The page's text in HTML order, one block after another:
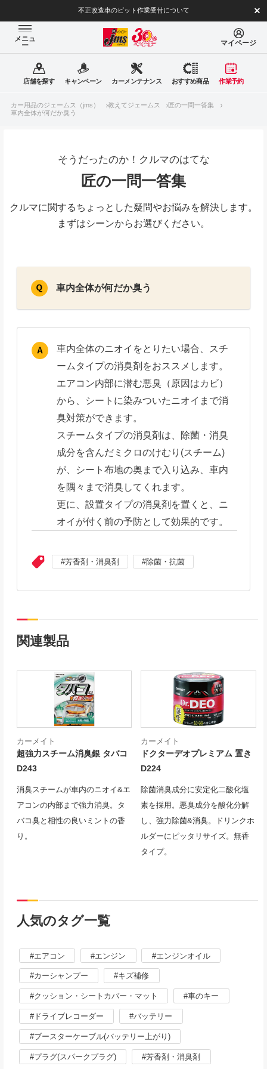
不正改造車のピット作業受付について
メニュ
ー マイページ
店舗を探す キャンペーン カーメンテナンス おすすめ商品 作業予約
カー用品のジェームス（jms） 教えてジェームス
匠の一問一答集
車内全体が何だか臭う
そうだったのか！クルマのはてな
匠の一問一答集
クルマに関するちょっとした疑問やお悩みを解決します。
まずはシーンからお選びください。
車内全体が何だか臭う
車内全体のニオイをとりたい場合、スチ
ームタイプの消臭剤をおススメします。
エアコン内部に潜む悪臭（原因はカビ）
から、シートに染みついたニオイまで消
臭対策ができます。
スチームタイプの消臭剤は、除菌・消臭
成分を含んだミクロのけむり(スチーム)
が、シート布地の奥まで入り込み、車内
を隅々まで消臭してくれます。
更に、設置タイプの消臭剤を置くと、ニ
オイが付く前の予防として効果的です。
芳香剤・消臭剤 除菌・抗菌
関連製品
カーメイト
超強力スチーム消臭銀 タバコ
D243
消臭スチームが車内のニオイ&エ
アコンの内部まで強力消臭。タ
バコ臭と相性の良いミントの香
り。
カーメイト
ドクターデオプレミアム 置き
D224
除菌消臭成分に安定化二酸化塩
素を採用。悪臭成分を酸化分解
し、強力除菌&消臭。ドリンクホ
ルダーにピッタリサイズ。無香
タイプ。
人気のタグ一覧
エアコン エンジン エンジンオイル
カーシャンプー キズ補修
クッション・シートカバー・マット 車のキー
ドライブレコーダー バッテリー
ブースターケーブル(バッテリー上がり)
プラグ(スパークプラグ) 芳香剤・消臭剤